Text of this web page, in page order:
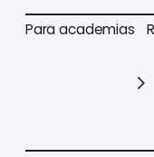
Para varejo em
Para academias